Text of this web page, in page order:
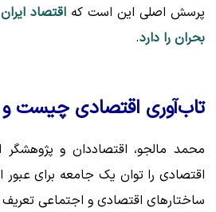
پرسش اصلی این است که اقتصاد
بحران را دارد.
تاب‌آوری اقتصادی چیست و
محمد مالجو، اقتصاددان و پژوهشگر
اقتصادی را توان یک جامعه برای عبور
ساختارهای اقتصادی و اجتماعی تعریف